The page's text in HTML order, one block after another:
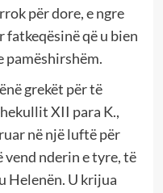
për dore, e ngre
fatkeqësinë që u bien
pamëshirshëm.
grekët për të
XII para K.,
në një luftë për
vend nderin e tyre, të
Helenën. U krijua